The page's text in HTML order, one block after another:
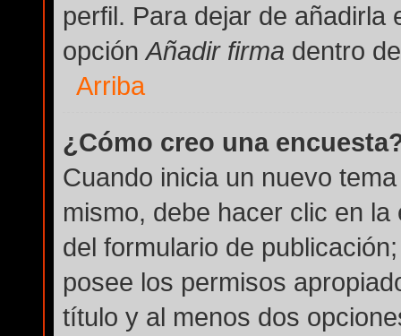
perfil. Para dejar de
opciónAñadir firma dentro
Arriba
¿Cómo creo una
Cuando inicia un nuevo
mismo, debe hacer clic en
del formulario de
posee los permisos
título y al menos dos